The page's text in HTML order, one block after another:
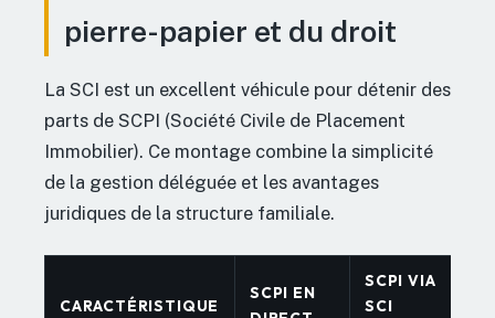
pierre-papier et du droit
La SCI est un excellent véhicule pour détenir des
parts de SCPI (Société Civile de Placement
Immobilier). Ce montage combine la simplicité
de la gestion déléguée et les avantages
juridiques de la structure familiale.
CARACTÉRISTIQUE
SCPI EN
SCPI VIA
SCI